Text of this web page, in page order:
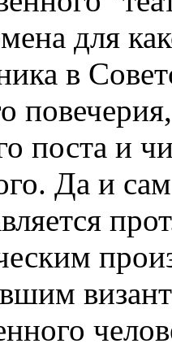
для
в
поста и
Да и